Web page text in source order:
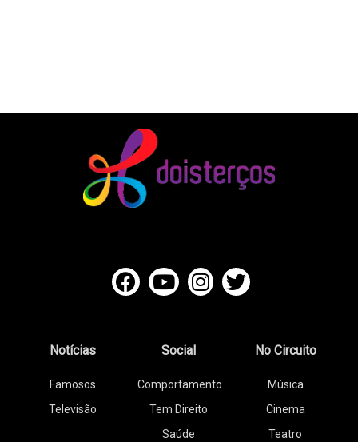
Notícias
Famosos
Televisão
Social
Comportamento
Tem Direito
Saúde
No Circuito
Música
Cinema
Teatro